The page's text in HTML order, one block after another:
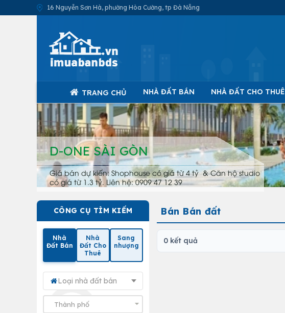
16 Nguyễn Sơn Hà, phường Hòa Cường, tp Đà Nẵng
TRANG CHỦ NHÀ ĐẤT BÁN NHÀ ĐẤT CHO THUÊ
D-ONE SÀI GÒN
Giá bán dự kiến: Shophouse có giá từ 4 tỷ & Căn hộ studio
có giá từ 1.3 tỷ. Liên hệ: 0909 47 12 39
CÔNG CỤ TÌM KIẾM
Nhà
Đất Bán
Nhà
Đất Cho
Thuê
Sang
nhượng
Loại nhà đất bán
Bán Bán đất
0 kết quả